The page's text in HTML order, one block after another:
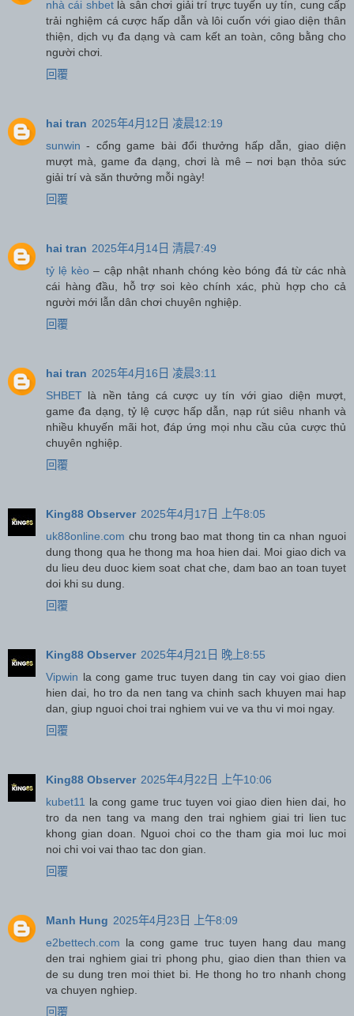
nhà cái shbetlà sân chơi giải trí trực tuyến uy tín, cung cấp
trải nghiệm cá cược hấp dẫn và lôi cuốn với giao diện thân
thiện, dịch vụ đa dạng và cam kết an toàn, công bằng cho
người chơi.
回覆
hai tran 2025年4月12日 凌晨12:19
sunwin - cổng game bài đổi thưởng hấp dẫn, giao diện
mượt mà, game đa dạng, chơi là mê – nơi bạn thỏa sức
giải trí và săn thưởng mỗi ngày!
回覆
hai tran 2025年4月14日 清晨7:49
tỷ lệ kèo – cập nhật nhanh chóng kèo bóng đá từ các nhà
cái hàng đầu, hỗ trợ soi kèo chính xác, phù hợp cho cả
người mới lẫn dân chơi chuyên nghiệp.
回覆
hai tran 2025年4月16日 凌晨3:11
SHBET là nền tảng cá cược uy tín với giao diện mượt,
game đa dạng, tỷ lệ cược hấp dẫn, nạp rút siêu nhanh và
nhiều khuyến mãi hot, đáp ứng mọi nhu cầu của cược thủ
chuyên nghiệp.
回覆
King88 Observer 2025年4月17日 上午8:05
uk88online.com chu trong bao mat thong tin ca nhan nguoi
dung thong qua he thong ma hoa hien dai. Moi giao dich va
du lieu deu duoc kiem soat chat che, dam bao an toan tuyet
doi khi su dung.
回覆
King88 Observer 2025年4月21日 晚上8:55
Vipwin la cong game truc tuyen dang tin cay voi giao dien
hien dai, ho tro da nen tang va chinh sach khuyen mai hap
dan, giup nguoi choi trai nghiem vui ve va thu vi moi ngay.
回覆
King88 Observer 2025年4月22日 上午10:06
kubet11 la cong game truc tuyen voi giao dien hien dai, ho
tro da nen tang va mang den trai nghiem giai tri lien tuc
khong gian doan. Nguoi choi co the tham gia moi luc moi
noi chi voi vai thao tac don gian.
回覆
Manh Hung 2025年4月23日 上午8:09
e2bettech.com la cong game truc tuyen hang dau mang
den trai nghiem giai tri phong phu, giao dien than thien va
de su dung tren moi thiet bi. He thong ho tro nhanh chong
va chuyen nghiep.
回覆